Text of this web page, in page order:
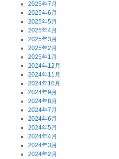
2025年7月
2025年6月
2025年5月
2025年4月
2025年3月
2025年2月
2025年1月
2024年12月
2024年11月
2024年10月
2024年9月
2024年8月
2024年7月
2024年6月
2024年5月
2024年4月
2024年3月
2024年2月